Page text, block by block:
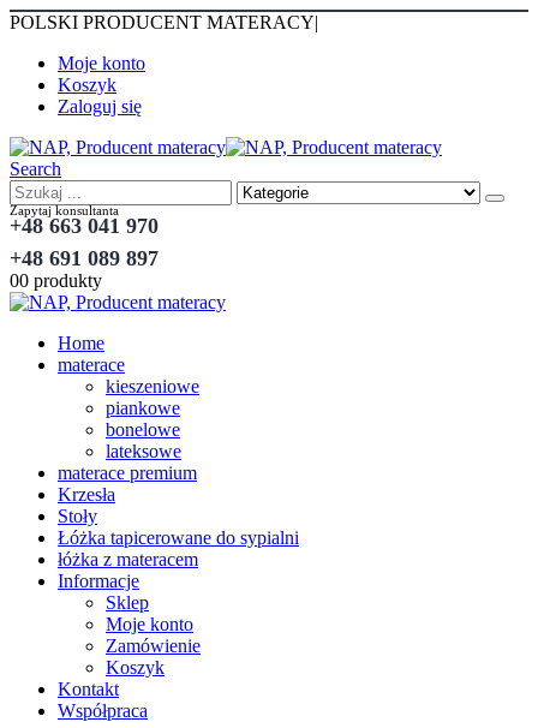
POLSKI PRODUCENT MATERACY|
Moje konto
Koszyk
Zaloguj się
Search
Zapytaj konsultanta
+48 663 041 970
+48 691 089 897
00 produkty
Home
materace
kieszeniowe
piankowe
bonelowe
lateksowe
materace premium
Krzesła
Stoły
Łóżka tapicerowane do sypialni
łóżka z materacem
Informacje
Sklep
Moje konto
Zamówienie
Koszyk
Kontakt
Współpraca